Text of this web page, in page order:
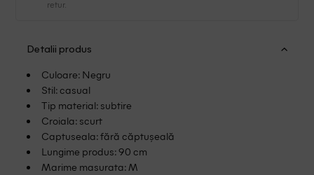
retur.
Detalii produs
Culoare: Negru
Stil: casual
Tip material: subtire
Croiala: scurt
Captuseala: fără căptușeală
Lungime produs: 90 cm
Marime masurata: M